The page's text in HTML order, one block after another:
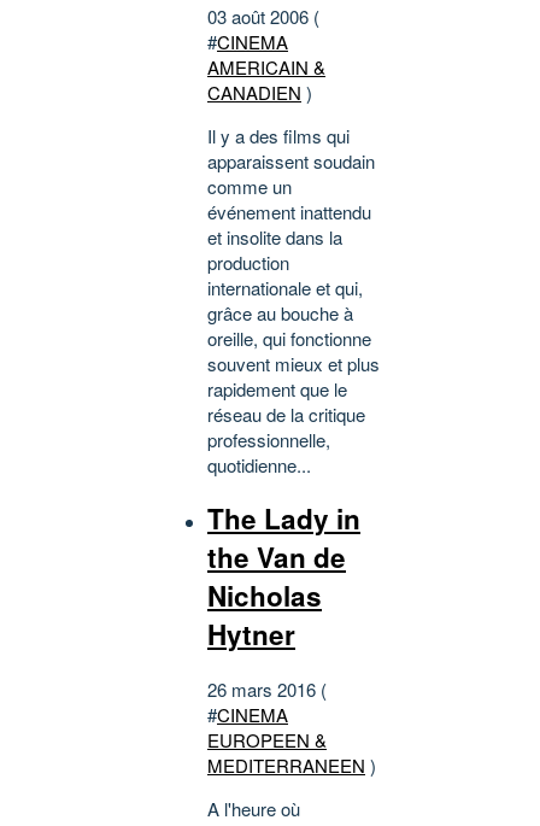
03 août 2006 (
#CINEMA
AMERICAIN &
CANADIEN )
Il y a des films qui
apparaissent soudain
comme un
événement inattendu
et insolite dans la
production
internationale et qui,
grâce au bouche à
oreille, qui fonctionne
souvent mieux et plus
rapidement que le
réseau de la critique
professionnelle,
quotidienne...
The Lady in
the Van de
Nicholas
Hytner
26 mars 2016 (
#CINEMA
EUROPEEN &
MEDITERRANEEN )
A l'heure où